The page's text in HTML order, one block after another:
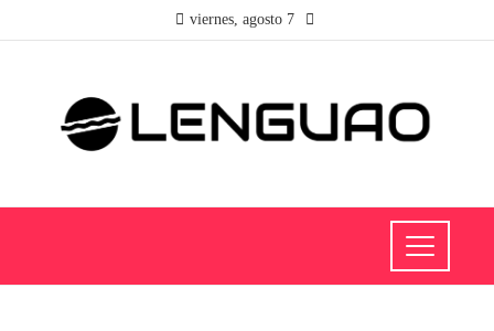
viernes, agosto 7